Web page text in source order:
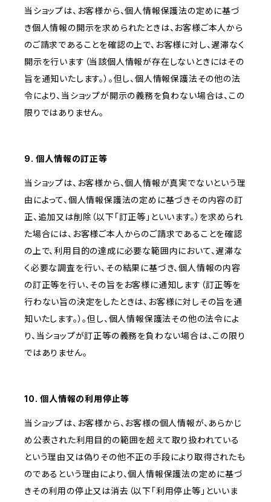
当ショップは、お客様から、個人情報保護法の定めに基づ
き個人情報の開示を求められたときは、お客様ご本人から
のご請求であることを確認の上で、お客様に対し、遅滞なく
開示を行います（当該個人情報が存在しないときにはその
旨を通知いたします。）。但し、個人情報保護法その他の法
令により、当ショップが開示の義務を負わない場合は、この
限りではありません。
9. 個人情報の訂正等
当ショップは、お客様から、個人情報が真実でないという理
由によって、個人情報保護法の定めに基づきその内容の訂
正、追加又は削除（以下「訂正等」といいます。）を求められ
た場合には、お客様ご本人からのご請求であることを確認
の上で、利用目的の達成に必要な範囲内において、遅滞な
く必要な調査を行い、その結果に基づき、個人情報の内容
の訂正等を行い、その旨をお客様に通知します（訂正等を
行わない旨の決定をしたときは、お客様に対しその旨を通
知いたします。）。但し、個人情報保護法その他の法令によ
り、当ショップが訂正等の義務を負わない場合は、この限り
ではありません。
10. 個人情報の利用停止等
当ショップは、お客様から、お客様の個人情報が、あらかじ
め公表された利用目的の範囲を超えて取り扱われている
という理由又は偽りその他不正の手段により取得されたも
のであるという理由により、個人情報保護法の定めに基づ
きその利用の停止又は消去（以下「利用停止等」といいま